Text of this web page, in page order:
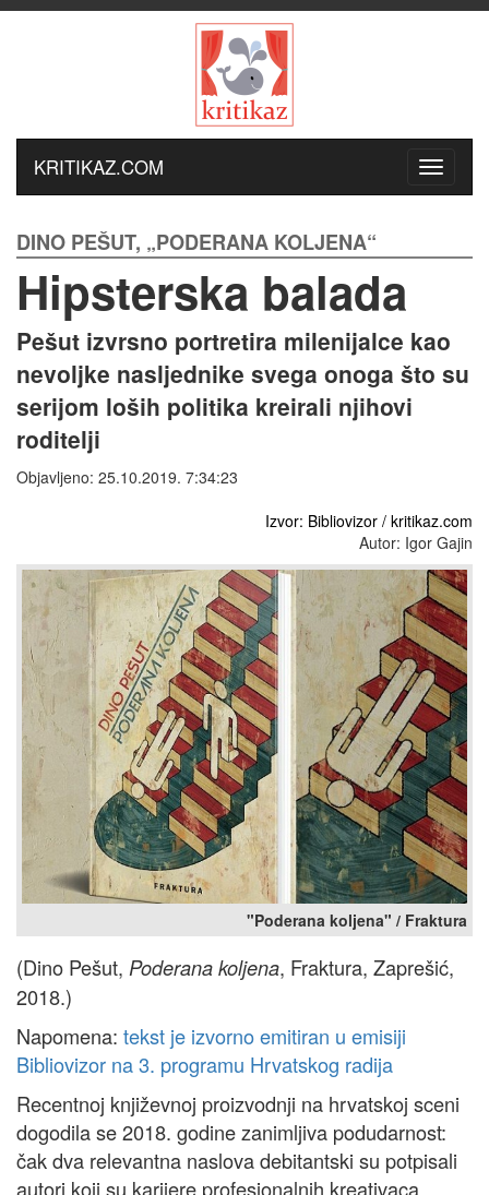
KRITIKAZ.COM
DINO PEŠUT, „PODERANA KOLJENA“
Hipsterska balada
Pešut izvrsno portretira milenijalce kao
nevoljke nasljednike svega onoga što su
serijom loših politika kreirali njihovi
roditelji
Objavljeno: 25.10.2019. 7:34:23
Izvor: Bibliovizor / kritikaz.com
Autor: Igor Gajin
"Poderana koljena" / Fraktura
(Dino Pešut, Poderana koljena, Fraktura, Zaprešić,
2018.)
Napomena: tekst je izvorno emitiran u emisiji
Bibliovizor na 3. programu Hrvatskog radija
Recentnoj književnoj proizvodnji na hrvatskoj sceni
dogodila se 2018. godine zanimljiva podudarnost:
čak dva relevantna naslova debitantski su potpisali
autori koji su karijere profesionalnih kreativaca